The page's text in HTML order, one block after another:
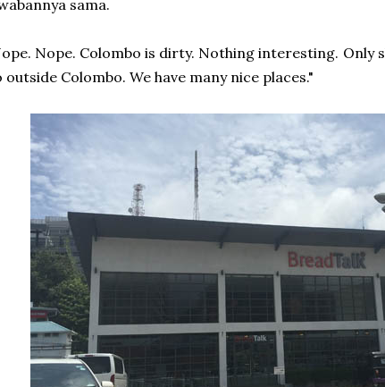
sama.
Nope. Colombo is dirty. Nothing interesting. Only
outside Colombo. We have many nice places."